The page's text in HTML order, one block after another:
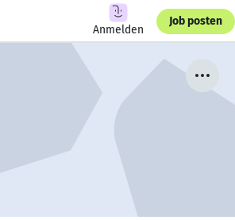
Anmelden
Job posten